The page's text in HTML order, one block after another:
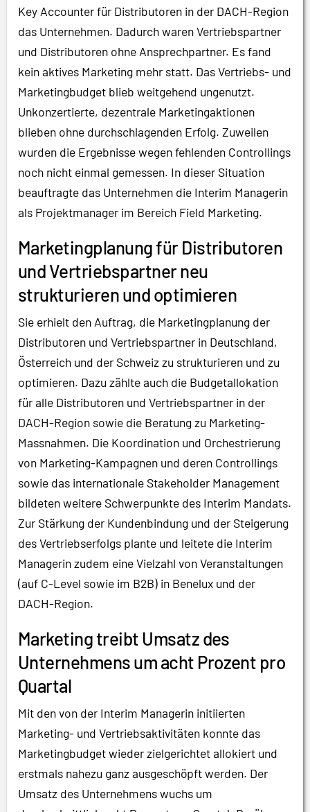
Key Accounter für Distributoren in der DACH-Region
das Unternehmen. Dadurch waren Vertriebspartner
und Distributoren ohne Ansprechpartner. Es fand
kein aktives Marketing mehr statt. Das Vertriebs- und
Marketingbudget blieb weitgehend ungenutzt.
Unkonzertierte, dezentrale Marketingaktionen
blieben ohne durchschlagenden Erfolg. Zuweilen
wurden die Ergebnisse wegen fehlenden Controllings
noch nicht einmal gemessen. In dieser Situation
beauftragte das Unternehmen die Interim Managerin
als Projektmanager im Bereich Field Marketing.
Marketingplanung für Distributoren
und Vertriebspartner neu
strukturieren und optimieren
Sie erhielt den Auftrag, die Marketingplanung der
Distributoren und Vertriebspartner in Deutschland,
Österreich und der Schweiz zu strukturieren und zu
optimieren. Dazu zählte auch die Budgetallokation
für alle Distributoren und Vertriebspartner in der
DACH-Region sowie die Beratung zu Marketing-
Massnahmen. Die Koordination und Orchestrierung
von Marketing-Kampagnen und deren Controllings
sowie das internationale Stakeholder Management
bildeten weitere Schwerpunkte des Interim Mandats.
Zur Stärkung der Kundenbindung und der Steigerung
des Vertriebserfolgs plante und leitete die Interim
Managerin zudem eine Vielzahl von Veranstaltungen
(auf C-Level sowie im B2B) in Benelux und der
DACH-Region.
Marketing treibt Umsatz des
Unternehmens um acht Prozent pro
Quartal
Mit den von der Interim Managerin initiierten
Marketing- und Vertriebsaktivitäten konnte das
Marketingbudget wieder zielgerichtet allokiert und
erstmals nahezu ganz ausgeschöpft werden. Der
Umsatz des Unternehmens wuchs um